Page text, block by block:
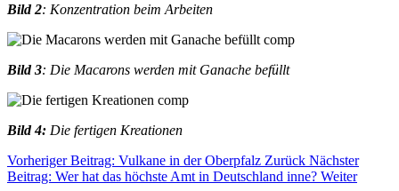
Bild 2: Konzentration beim Arbeiten
Bild 3: Die Macarons werden mit Ganache befüllt
Bild 4: Die fertigen Kreationen
Vorheriger Beitrag: Vulkane in der Oberpfalz Zurück Nächster
Beitrag: Wer hat das höchste Amt in Deutschland inne? Weiter